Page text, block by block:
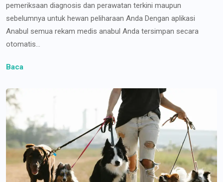
pemeriksaan diagnosis dan perawatan terkini maupun
sebelumnya untuk hewan peliharaan Anda Dengan aplikasi
Anabul semua rekam medis anabul Anda tersimpan secara
otomatis...
Baca